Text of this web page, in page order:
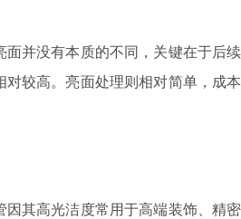
并没有本质的不同，关键在于后
较高。亮面处理则相对简单，成
其高光洁度常用于高端装饰、精